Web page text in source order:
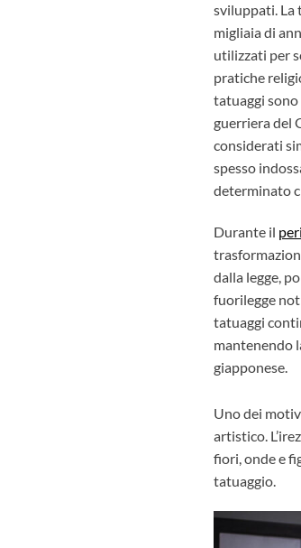
sviluppati. La
migliaia di
utilizzati per
pratiche
tatuaggi
guerriera del
considerati
spesso
determinato
Durante il
dalla legge,
fuorilegge
tatuaggi
mantenendo
giapponese.
Uno dei
artistico. L’
fiori, onde e
tatuaggio.